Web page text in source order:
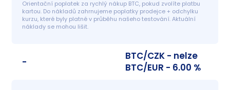
Orientační poplatek za rychlý nákup BTC, pokud zvolíte platbu
kartou. Do nákladů zahrnujeme poplatky prodejce + odchylku
kurzu, které byly platné v průběhu našeho testování. Aktuální
náklady se mohou lišit.
-
BTC/CZK - nelze
BTC/EUR - 6.00 %